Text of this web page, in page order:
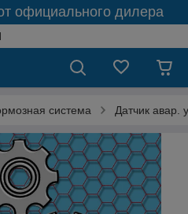
официального дилера
система Датчик авар.